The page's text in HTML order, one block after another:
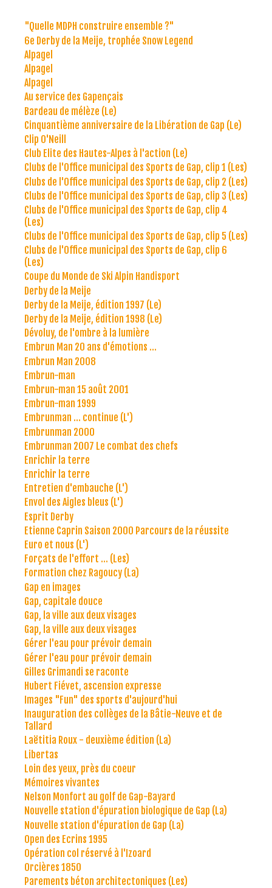
"Quelle MDPH construire ensemble ?"
6e Derby de la Meije, trophée Snow Legend
Alpagel
Alpagel
Alpagel
Au service des Gapençais
Bardeau de mélèze (Le)
Cinquantième anniversaire de la Libération de Gap (Le)
Clip O'Neill
Club Elite des Hautes-Alpes à l'action (Le)
Clubs de l'Office municipal des Sports de Gap, clip 1 (Les)
Clubs de l'Office municipal des Sports de Gap, clip 2 (Les)
Clubs de l'Office municipal des Sports de Gap, clip 3 (Les)
Clubs de l'Office municipal des Sports de Gap, clip 4
(Les)
Clubs de l'Office municipal des Sports de Gap, clip 5 (Les)
Clubs de l'Office municipal des Sports de Gap, clip 6
(Les)
Coupe du Monde de Ski Alpin Handisport
Derby de la Meije
Derby de la Meije, édition 1997 (Le)
Derby de la Meije, édition 1998 (Le)
Dévoluy, de l'ombre à la lumière
Embrun Man 20 ans d'émotions ...
Embrun Man 2008
Embrun-man
Embrun-man 15 août 2001
Embrun-man 1999
Embrunman ... continue (L')
Embrunman 2000
Embrunman 2007 Le combat des chefs
Enrichir la terre
Enrichir la terre
Entretien d'embauche (L')
Envol des Aigles bleus (L')
Esprit Derby
Etienne Caprin Saison 2000 Parcours de la réussite
Euro et nous (L')
Forçats de l'effort ... (Les)
Formation chez Ragoucy (La)
Gap en images
Gap, capitale douce
Gap, la ville aux deux visages
Gap, la ville aux deux visages
Gérer l'eau pour prévoir demain
Gérer l'eau pour prévoir demain
Gilles Grimandi se raconte
Hubert Fiévet, ascension expresse
Images "Fun" des sports d'aujourd'hui
Inauguration des collèges de la Bâtie-Neuve et de
Tallard
Laëtitia Roux - deuxième édition (La)
Libertas
Loin des yeux, près du coeur
Mémoires vivantes
Nelson Monfort au golf de Gap-Bayard
Nouvelle station d'épuration biologique de Gap (La)
Nouvelle station d'épuration de Gap (La)
Open des Ecrins 1995
Opération col réservé à l'Izoard
Orcières 1850
Parements béton architectoniques (Les)